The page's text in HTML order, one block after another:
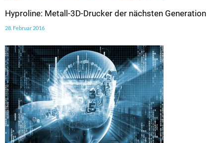
Hyproline: Metall-3D-Drucker der nächsten Generation
28. Februar 2016